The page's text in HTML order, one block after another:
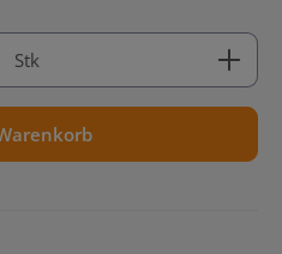
gewünschten Wert ein
Stk